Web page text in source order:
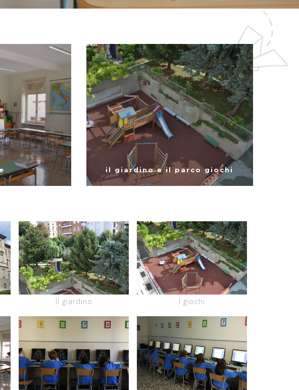
il giardino e il parco giochi
Il giardino I giochi